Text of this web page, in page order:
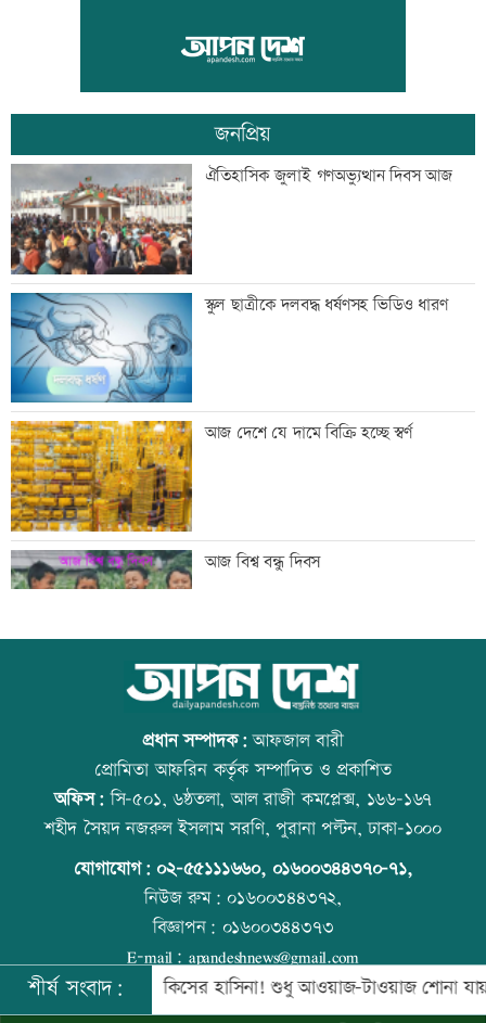
পাঁচ আর্থিক প্রতিষ্ঠান বন্ধের অনুমোদন,
রোববার প্রশাসক নিয়োগ
ঢাকা-ময়মনসিংহ রেল যোগাযোগ স্বাভাবিক
সিঙ্গাপুর থেকে এক কার্গো এলএনজি কিনবে
সরকার
মান্দায় ২৯৬ বোতলসহ দুই মাদক কারবারি
আটক
গুরুত্বপূর্ণ ব্যক্তিদের নিয়ে অপপ্রচারের বিরুদ্ধে
সতর্ক করল পুলিশ
নিরাপত্তা পেলে দেশে ফিরতে চান সাকিব
সাকিবের দেশে ফেরার সুযোগ নেই: ক্রীড়া
প্রতিমন্ত্রী
শিল্পকলায় বিনামূল্যে ৬ সিনেমা দেখা যাবে
জনপ্রিয়
ঐতিহাসিক জুলাই গণঅভ্যুত্থান দিবস আজ
স্কুল ছাত্রীকে দলবদ্ধ ধর্ষণসহ ভিডিও ধারণ
আজ দেশে যে দামে বিক্রি হচ্ছে স্বর্ণ
আজ বিশ্ব বন্ধু দিবস
কোরআন-হাদিসে নামাজ না পড়ার শাস্তি
উত্থান-পতনের বাজারে আজ স্বর্ণের ভরি কত
আজ স্বর্ণ-রুপা যে দামে বিক্রি হচ্ছে
প্রধান সম্পাদক:আফজাল বারী
প্রোমিতা আফরিন কর্তৃক সম্পাদিত ও প্রকাশিত
অফিস:সি-৫০১, ৬ষ্ঠতলা, আল রাজী কমপ্লেক্স, ১৬৬-১৬৭
শহীদ সৈয়দ নজরুল ইসলাম সরণি, পুরানা পল্টন, ঢাকা-১০০০
যোগাযোগ: ০২-৫৫১১১৬৬০, ০১৬০০৩৪৪৩৭০-৭১,
নিউজ রুম:০১৬০০৩৪৪৩৭২,
বিজ্ঞাপন: ০১৬০০৩৪৪৩৭৩
E-mail: apandeshnews@gmail.com
©২০২৬ |আপন দেশ ডটকমকর্তৃক সর্বসত্ব ® সংরক্ষিত | উন্নয়নে
শীর্ষ সংবাদ:
সরকার কিসের হাসিনা! শুধু আওয়াজ-টাওয়াজ শোনা যায়: